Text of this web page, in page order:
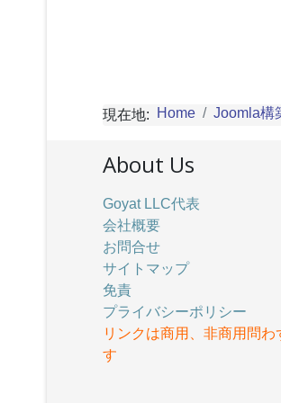
現在地: Home Joomla構
About Us
Goyat LLC代表
会社概要
お問合せ
サイトマップ
免責
プライバシーポリシー
リンクは商用、非商用問わ
す